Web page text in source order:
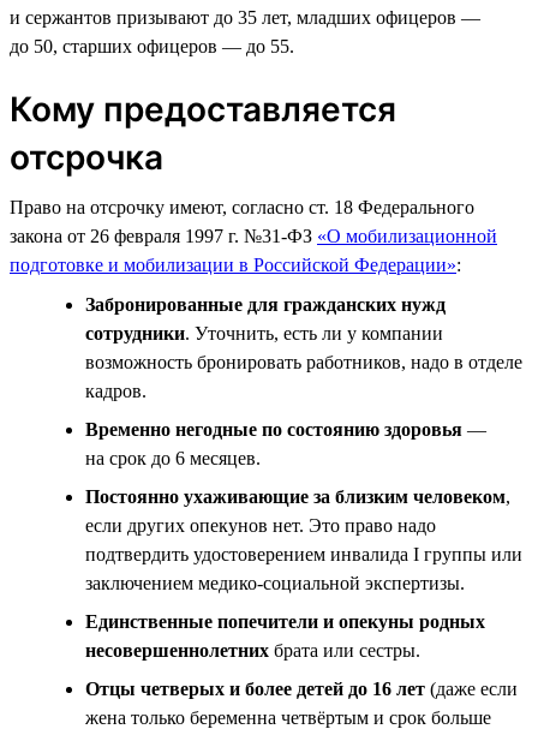
и сержантов призывают до 35 лет, младших офицеров —
до 50, старших офицеров — до 55.
Кому предоставляется
отсрочка
Право на отсрочку имеют, согласно ст. 18 Федерального
закона от 26 февраля 1997 г. №31-ФЗ «О мобилизационной
подготовке и мобилизации в Российской Федерации»:
Забронированные для гражданских нужд
сотрудники. Уточнить, есть ли у компании
возможность бронировать работников, надо в отделе
кадров.
Временно негодные по состоянию здоровья —
на срок до 6 месяцев.
Постоянно ухаживающие за близким человеком,
если других опекунов нет. Это право надо
подтвердить удостоверением инвалида I группы или
заключением медико-социальной экспертизы.
Единственные попечители и опекуны родных
несовершеннолетних брата или сестры.
Отцы четверых и более детей до 16 лет (даже если
жена только беременна четвёртым и срок больше